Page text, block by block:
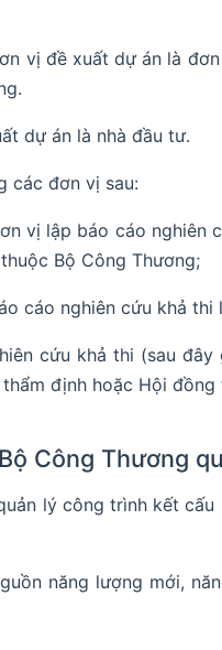
vị đề xuất dự án là
dự án là nhà đầu tư.
các đơn vị sau:
vị lập báo cáo nghiên
Bộ Công Thương;
cáo nghiên cứu khả thi
cứu khả thi (sau
định hoặc Hội đồng
Công Thương
lý công trình kết
năng lượng mới,